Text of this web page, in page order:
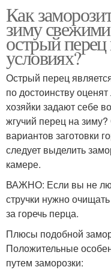
Как
зиму
острый
условиях?
Острый перец
по достоинству
хозяйки задают себе
жгучий перец на
вариантов заготовки
следует выделить
камере.
ВАЖНО: Если вы не
стручки нужно
за горечь перца.
Плюсы подобной
Положительные
путем заморозки: